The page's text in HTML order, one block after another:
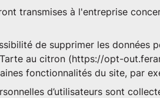
transmises à l'entreprise
de supprimer les données
au citron (https://opt-
fonctionnalités du site, par
d’utilisateurs sont